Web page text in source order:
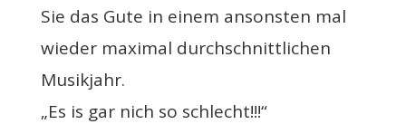
Sie das Gute in einem ansonsten mal
wieder maximal durchschnittlichen
Musikjahr.
„Es is gar nich so schlecht!!!“